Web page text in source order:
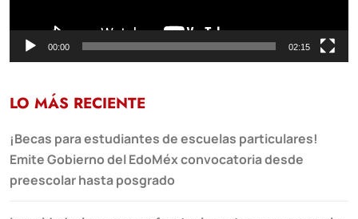
00:00 02:15
LO MÁS RECIENTE
¡Becas para estudiantes de escuelas particulares!
Emite Gobierno del EdoMéx convocatoria desde
preescolar hasta posgrado